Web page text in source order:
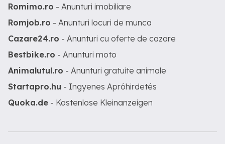
Romimo.ro - Anunturi imobiliare
Romjob.ro - Anunturi locuri de munca
Cazare24.ro - Anunturi cu oferte de cazare
Bestbike.ro - Anunturi moto
Animalutul.ro - Anunturi gratuite animale
Startapro.hu - Ingyenes Apróhirdetés
Quoka.de - Kostenlose Kleinanzeigen